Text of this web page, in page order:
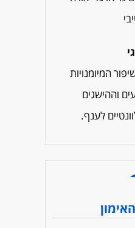
המיומנויות
וההישגים
לענף.